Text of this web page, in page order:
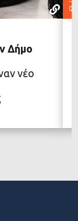
Δήμο
νέο